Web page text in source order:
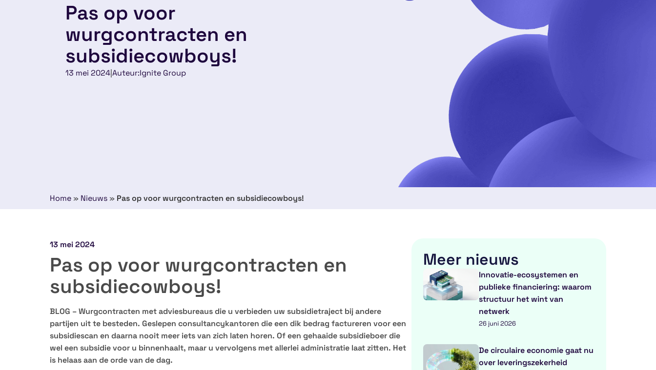
Pas op voor
wurgcontracten en
subsidiecowboys!
13 mei 2024|Auteur:Ignite Group
Home » Nieuws » Pas op voor wurgcontracten en subsidiecowboys!
13 mei 2024
Pas op voor wurgcontracten en
subsidiecowboys!
BLOG – Wurgcontracten met adviesbureaus die u verbieden uw subsidietraject bij andere
partijen uit te besteden. Geslepen consultancykantoren die een dik bedrag factureren voor een
subsidiescan en daarna nooit meer iets van zich laten horen. Of een gehaaide subsidieboer die
wel een subsidie voor u binnenhaalt, maar u vervolgens met allerlei administratie laat zitten. Het
is helaas aan de orde van de dag.
Meer nieuws
Innovatie-ecosystemen en
publieke financiering: waarom
structuur het wint van
netwerk
26 juni 2026
De circulaire economie gaat nu
over leveringszekerheid